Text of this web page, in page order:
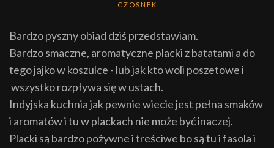
CZOSNEK
Bardzo pyszny obiad dziś przedstawiam.
Bardzo smaczne, aromatyczne placki z batatami a do
tego jajko w koszulce - lub jak kto woli poszetowe i
wszystko rozpływa się w ustach.
Indyjska kuchnia jak pewnie wiecie jest pełna smaków
i aromatów i tu w plackach nie może być inaczej.
Placki są bardzo pożywne i treściwe bo są tu i fasola i